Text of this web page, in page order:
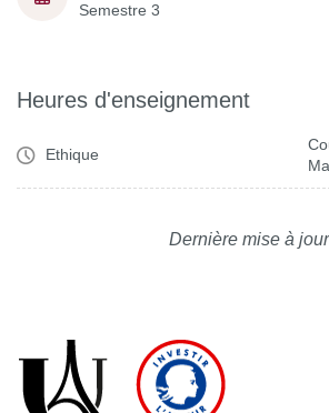
Semestre 3
Heures d'enseignement
Ethique
Dernière mise à